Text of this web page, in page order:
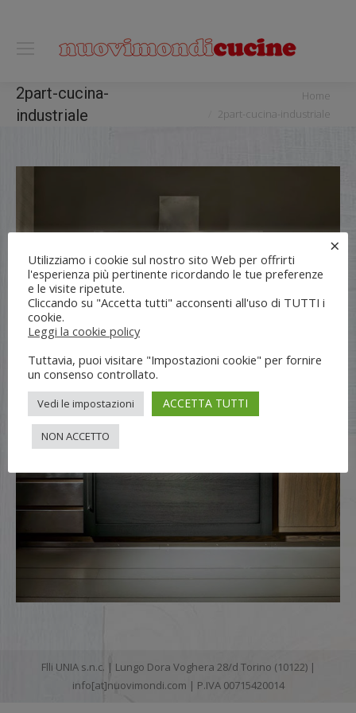
2part-cucina-
industriale
Home
2part-cucina-industriale
Flli UNIA s.n.c. | Lungo Dora Voghera 28/d Torino (10122) |
info[at]nuovimondi.com | P.IVA 00715420014
Utilizziamo i cookie sul nostro sito Web per offrirti
l'esperienza più pertinente ricordando le tue preferenze
e le visite ripetute.
Cliccando su "Accetta tutti" acconsenti all'uso di TUTTI i
cookie.
Leggi la cookie policy
×
Tuttavia, puoi visitare "Impostazioni cookie" per fornire
un consenso controllato.
Vedi le impostazioni ACCETTA TUTTI
NON ACCETTO